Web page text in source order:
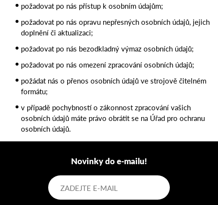
požadovat po nás přístup k osobním údajům;
požadovat po nás opravu nepřesných osobních údajů, jejich
doplnění či aktualizaci;
požadovat po nás bezodkladný výmaz osobních údajů;
požadovat po nás omezení zpracování osobních údajů;
požádat nás o přenos osobních údajů ve strojově čitelném
formátu;
v případě pochybností o zákonnost zpracování vašich
osobních údajů máte právo obrátit se na Úřad pro ochranu
osobních údajů.
Novinky do e-mailu!